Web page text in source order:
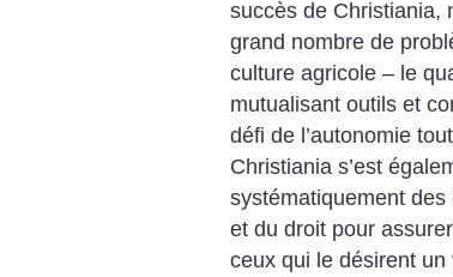
succès de Christiania,
grand nombre de
culture agricole – le
mutualisant outils et
défi de l’autonomie
Christiania s’est
systématiquement
et du droit pour
ceux qui le désirent un